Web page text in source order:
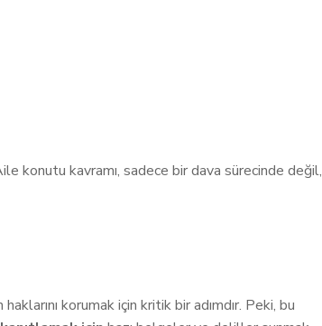
konutu kavramı, sadece bir dava sürecinde değil,
korumak için kritik bir adımdır. Peki, bu